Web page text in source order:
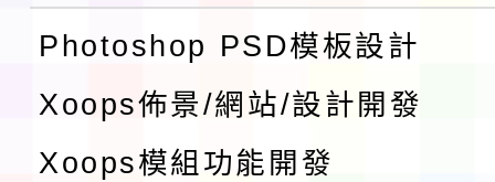
Photoshop PSD模板設計
Xoops佈景/網站/設計開發
Xoops模組功能開發